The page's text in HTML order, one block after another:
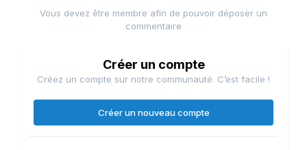
Vous devez être membre afin de pouvoir déposer un
commentaire
Créer un compte
Créez un compte sur notre communauté. C’est facile !
Créer un nouveau compte